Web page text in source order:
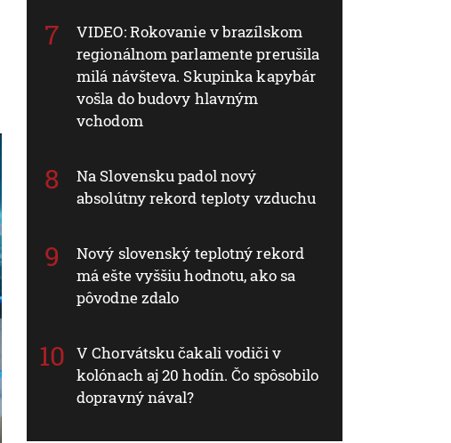
VIDEO: Rokovanie v brazílskom
regionálnom parlamente prerušila
milá návšteva. Skupinka kapybár
vošla do budovy hlavným
vchodom
Na Slovensku padol nový
absolútny rekord teploty vzduchu
Nový slovenský teplotný rekord
má ešte vyššiu hodnotu, ako sa
pôvodne zdalo
V Chorvátsku čakali vodiči v
kolónach aj 20 hodín. Čo spôsobilo
dopravný nával?